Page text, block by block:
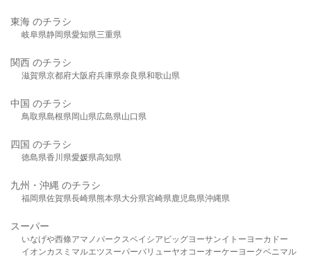
東海 のチラシ
岐阜県静岡県愛知県三重県
関西 のチラシ
滋賀県京都府大阪府兵庫県奈良県和歌山県
中国 のチラシ
鳥取県島根県岡山県広島県山口県
四国 のチラシ
徳島県香川県愛媛県高知県
九州・沖縄 のチラシ
福岡県佐賀県長崎県熊本県大分県宮崎県鹿児島県沖縄県
スーパー
いなげや西條アマノパークスベイシア ビッグヨーサンイトーヨーカドー
イオンカスミ マルエツスーパーバリューヤオコーオーケー ヨークベニマル